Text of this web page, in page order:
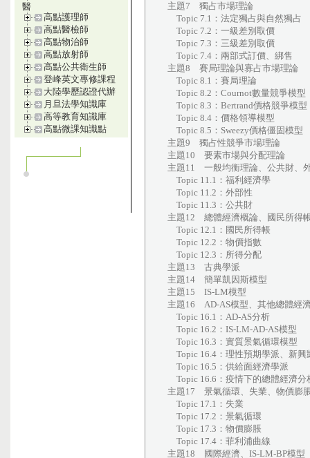
醫
高點護理師
高點醫檢師
高點物治師
高點放射師
高點公共衛生師
登峰英文專修課程
大陸學歷認證代辦
月旦法學知識庫
高等教育知識庫
高點微課知識點
主題7 獨占市場理論
Topic 7.1：法定獨占與自然獨占
Topic 7.2：一級差別取價
Topic 7.3：三級差別取價
Topic 7.4：兩部式訂價、綁售
主題8 賽局理論與寡占市場理論
Topic 8.1：賽局理論
Topic 8.2：Cournot數量競爭模型
Topic 8.3：Bertrand價格競爭模型
Topic 8.4：價格領導模型
Topic 8.5：Sweezy價格僵固模型
主題9 獨占性競爭市場理論
主題10 要素市場與分配理論
主題11 一般均衡理論、公共財、
Topic 11.1：福利經濟學
Topic 11.2：外部性
Topic 11.3：公共財
主題12 總體經濟概論、國民所得
Topic 12.1：國民所得帳
Topic 12.2：物價指數
Topic 12.3：所得分配
主題13 古典學派
主題14 簡單凱因斯模型
主題15 IS-LM模型
主題16 AD-AS模型、其他總體經
Topic 16.1：AD-AS分析
Topic 16.2：IS-LM-AD-AS模型
Topic 16.3：實質景氣循環模型
Topic 16.4：理性預期學派、新興
Topic 16.5：供給面經濟學派
Topic 16.6：疫情下的總體經濟分
主題17 景氣循環、失業、物價膨
Topic 17.1：失業
Topic 17.2：景氣循環
Topic 17.3：物價膨脹
Topic 17.4：菲利浦曲線
主題18 國際經濟、IS-LM-BP模型